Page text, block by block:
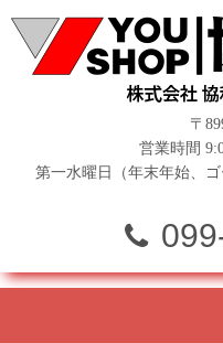
〒
営業時間
第一水曜日（年末年始、